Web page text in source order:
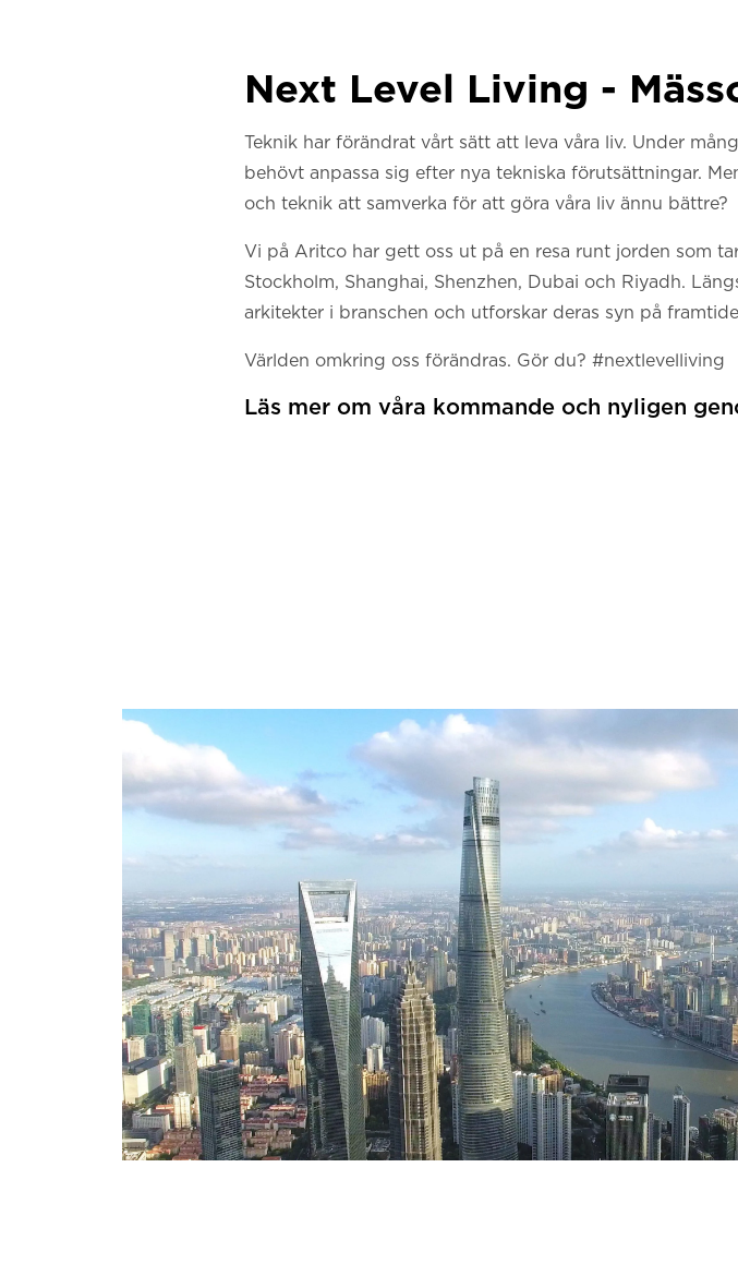
Next Level Living -
Teknik har förändrat vårt sätt att leva våra liv. Under
behövt anpassa sig efter nya tekniska förutsättningar.
och teknik att samverka för att göra våra liv ännu bättre?
Vi på Aritco har gett oss ut på en resa runt jorden som
Stockholm, Shanghai, Shenzhen, Dubai och Riyadh.
arkitekter i branschen och utforskar deras syn på
Världen omkring oss förändras. Gör du? #nextlevelliving
Läs mer om våra kommande och nyligen